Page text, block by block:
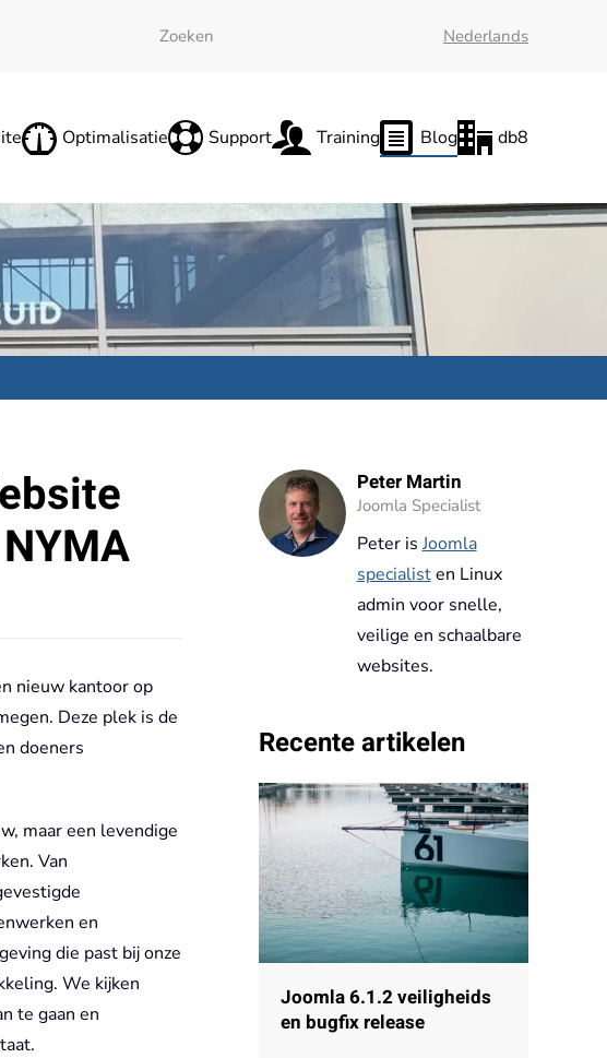
Nederlands
Optimalisatie Support Training Blog db8
nieuw kantoor op
Deze plek is de
doeners
maar een levendige
Van
en
die past bij onze
We kijken
te gaan en
Peter Martin
Joomla Specialist
Peter isJoomla
specialisten Linux
admin voor snelle,
veilige en schaalbare
websites.
Recente artikelen
Joomla 6.1.2 veiligheids
en bugfix release